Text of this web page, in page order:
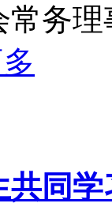
务
同